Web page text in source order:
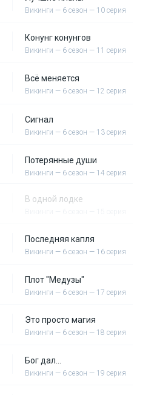
Викинги — 6 сезон — 10 серия
Конунг конунгов
Викинги — 6 сезон — 11 серия
Всё меняется
Викинги — 6 сезон — 12 серия
Сигнал
Викинги — 6 сезон — 13 серия
Потерянные души
Викинги — 6 сезон — 14 серия
В одной лодке
Последняя капля
Викинги — 6 сезон — 16 серия
Плот "Медузы"
Викинги — 6 сезон — 17 серия
Это просто магия
Викинги — 6 сезон — 18 серия
Бог дал...
Викинги — 6 сезон — 19 серия